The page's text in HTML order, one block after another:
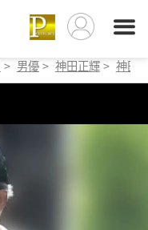
> 男優 > 神田正輝 > 神田